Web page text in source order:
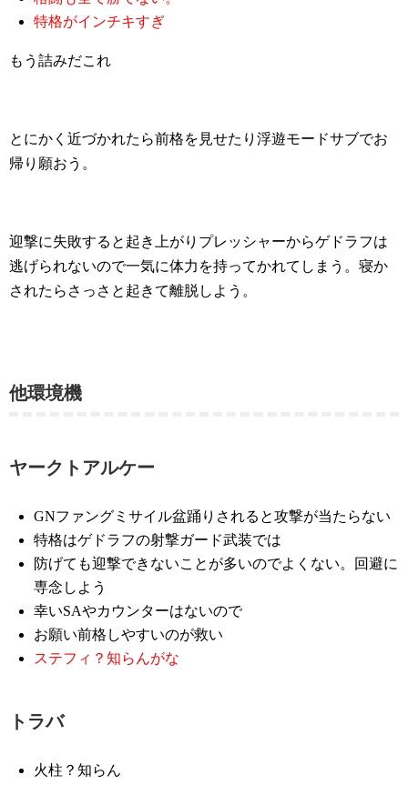
特格がインチキすぎ
もう詰みだこれ
とにかく近づかれたら前格を見せたり浮遊モードサブでお
帰り願おう。
迎撃に失敗すると起き上がりプレッシャーからゲドラフは
逃げられないので一気に体力を持ってかれてしまう。寝か
されたらさっさと起きて離脱しよう。
他環境機
ヤークトアルケー
GNファングミサイル盆踊りされると攻撃が当たらない
特格はゲドラフの射撃ガード武装では
防げても迎撃できないことが多いのでよくない。回避に
専念しよう
幸いSAやカウンターはないので
お願い前格しやすいのが救い
ステフィ？知らんがな
トラバ
火柱？知らん